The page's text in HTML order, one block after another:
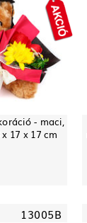
- maci,
17 x 17 cm
13005B